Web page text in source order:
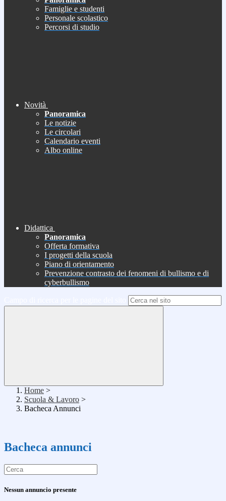
Famiglie e studenti
Personale scolastico
Percorsi di studio
Novità
Panoramica
Le notizie
Le circolari
Calendario eventi
Albo online
Didattica
Panoramica
Offerta formativa
I progetti della scuola
Piano di orientamento
Prevenzione contrasto dei fenomeni di bullismo e di
cyberbullismo
Home >
Scuola & Lavoro >
Bacheca Annunci
Bacheca annunci
Nessun annuncio presente